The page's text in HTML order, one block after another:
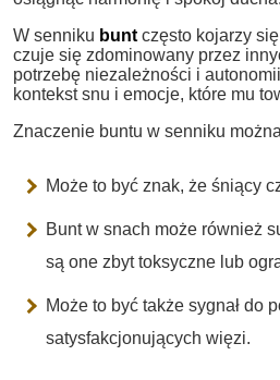
W senniku bunt często kojarzy
czuje się zdominowany przez
potrzebę niezależności i
kontekst snu i emocje, które mu
Znaczenie buntu w senniku
Może to być znak, że śniący
Bunt w snach może również
są one zbyt toksyczne lub
Może to być także sygnał do
satysfakcjonujących więzi.